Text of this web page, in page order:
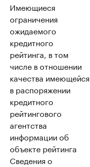
Имеющиеся
ограничения
ожидаемого
кредитного
рейтинга, в том
числе в отношении
качества имеющейся
в распоряжении
кредитного
рейтингового
агентства
информации об
объекте рейтинга
Сведения о